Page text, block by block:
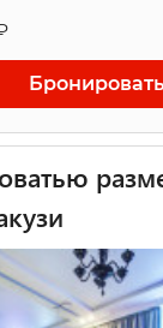
Бронировать